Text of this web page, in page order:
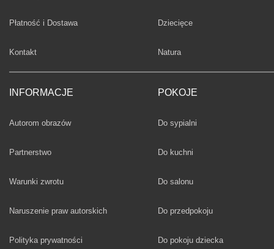
Płatność i Dostawa
Kontakt
INFORMACJE
Autorom obrazów
Partnerstwo
Warunki zwrotu
Naruszenie praw autorskich
Polityka prywatności
Fototapety
Dziecięce
Fototapety
Natura
POKOJE
Fototapety
Do sypialni
Fototapety
Do kuchni
Fototapety
Do salonu
Fototapety
Do przedpokoju
Fototapety
Do pokoju dziecka